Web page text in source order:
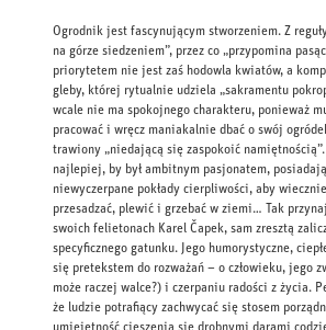
Ogrodnik jest fascynującym stworzeniem. Z
na górze siedzeniem”, przez co „przypomina
priorytetem nie jest zaś hodowla kwiatów, a
gleby, której rytualnie udziela „sakramentu
wcale nie ma spokojnego charakteru, ponieważ
pracować i wręcz maniakalnie dbać o swój
trawiony „niedającą się zaspokoić namiętnością”.
najlepiej, by był ambitnym pasjonatem,
niewyczerpane pokłady cierpliwości, aby
przesadzać, plewić i grzebać w ziemi… Tak
swoich felietonach Karel Čapek, sam zresztą
specyficznego gatunku. Jego humorystyczne,
się pretekstem do rozważań – o człowieku, jego
może raczej walce?) i czerpaniu radości z życia.
że ludzie potrafiący zachwycać się stosem
umiejętność cieszenia się drobnymi darami